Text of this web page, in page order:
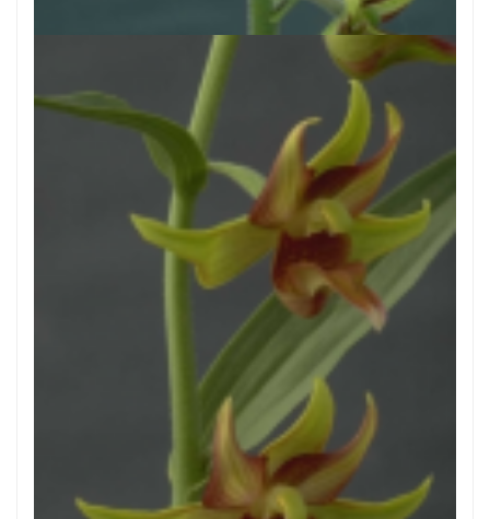
Wespenorchis
Epipactis 'Lowland Legacy'